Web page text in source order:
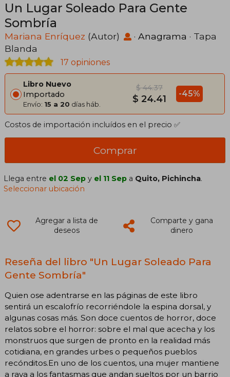
Un Lugar Soleado Para Gente
Sombría
Mariana Enríquez (Autor) · Anagrama · Tapa
Blanda
17 opiniones
Libro Nuevo
Importado
Envío: 15 a 20 días háb.
$ 44.37
$ 24.41 -45%
Costos de importación incluídos en el precio ✅
Comprar
Llega entre el 02 Sep y el 11 Sep a Quito, Pichincha.
Seleccionar ubicación
Agregar a lista de
deseos
Comparte y gana
dinero
Reseña del libro "Un Lugar Soleado Para
Gente Sombría"
Quien ose adentrarse en las páginas de este libro
sentirá un escalofrío recorriéndole la espina dorsal, y
algunas cosas más. Son doce cuentos de horror, doce
relatos sobre el horror: sobre el mal que acecha y los
monstruos que surgen de pronto en la realidad más
cotidiana, en grandes urbes o pequeños pueblos
recónditos.En uno de los cuentos, una mujer mantiene
a raya a los fantasmas que andan sueltos por un barrio